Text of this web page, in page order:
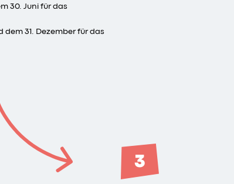
30. Juni für das
dem 31. Dezember für das
3